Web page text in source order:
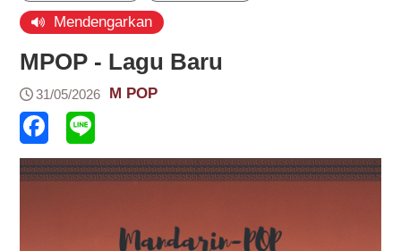
Mendengarkan
MPOP - Lagu Baru
31/05/2026 M POP